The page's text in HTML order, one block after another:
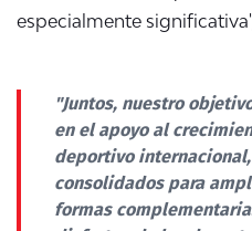
especialmente
"Juntos, nuestro
en el apoyo al
deportivo
consolidados para
formas